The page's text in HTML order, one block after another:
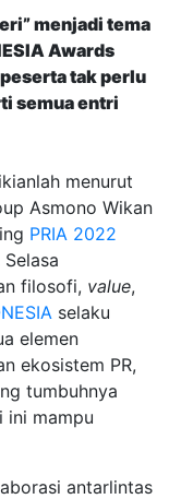
menjadi tema
Awards
tak perlu
semua entri
menurut
Asmono Wikan
PRIA 2022
filosofi, value,
selaku
elemen
ekosistem PR,
tumbuhnya
ini mampu
antarlintas